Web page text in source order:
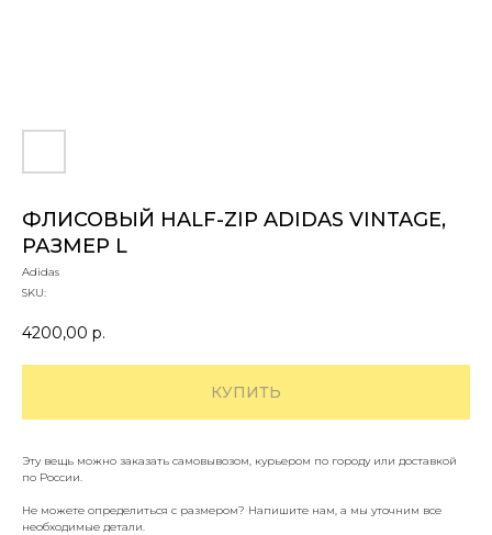
ФЛИСОВЫЙ HALF-ZIP ADIDAS VINTAGE,
РАЗМЕР L
Adidas
SKU:
4200,00 р.
КУПИТЬ
Эту вещь можно заказать самовывозом, курьером по городу или доставкой
по России.
Не можете определиться с размером? Напишите нам, а мы уточним все
необходимые детали.